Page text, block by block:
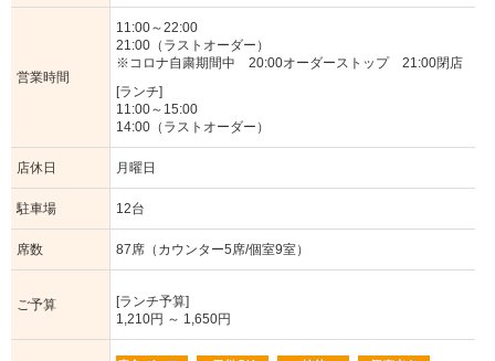
営業時間
11:00～22:00
21:00（ラストオーダー）
※コロナ自粛期間中 20:00オーダーストップ 21:00閉店
[ランチ]
11:00～15:00
14:00（ラストオーダー）
店休日 月曜日
駐車場 12台
席数 87席（カウンター5席/個室9室）
ご予算
[ランチ予算]
1,210円 ～ 1,650円